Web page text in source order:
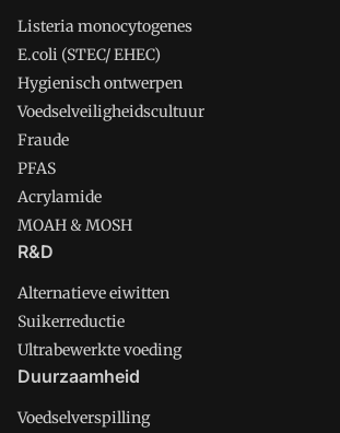
Listeria monocytogenes
E.coli (STEC/ EHEC)
Hygienisch ontwerpen
Voedselveiligheidscultuur
Fraude
PFAS
Acrylamide
MOAH & MOSH
R&D
Alternatieve eiwitten
Suikerreductie
Ultrabewerkte voeding
Duurzaamheid
Voedselverspilling